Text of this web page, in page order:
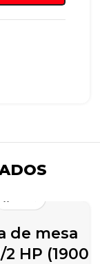
de mesa
2 HP (1900